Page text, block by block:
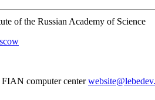
of the Russian Academy of Science
computer center